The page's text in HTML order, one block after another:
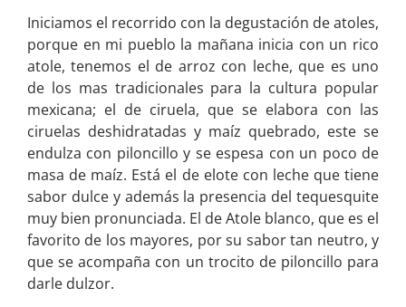
Iniciamos el recorrido con la degustación de atoles,
porque en mi pueblo la mañana inicia con un rico
atole, tenemos el de arroz con leche, que es uno
de los mas tradicionales para la cultura popular
mexicana; el de ciruela, que se elabora con las
ciruelas deshidratadas y maíz quebrado, este se
endulza con piloncillo y se espesa con un poco de
masa de maíz. Está el de elote con leche que tiene
sabor dulce y además la presencia del tequesquite
muy bien pronunciada. El de Atole blanco, que es el
favorito de los mayores, por su sabor tan neutro, y
que se acompaña con un trocito de piloncillo para
darle dulzor.